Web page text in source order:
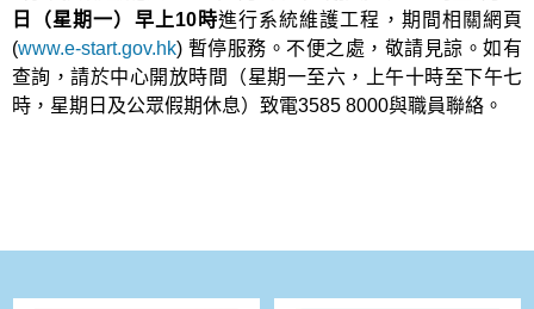
日（星期一）早上10時進行系統維護工程，期間相關網頁
(www.e-start.gov.hk) 暫停服務。不便之處，敬請見諒。如有
查詢，請於中心開放時間（星期一至六，上午十時至下午七
時，星期日及公眾假期休息）致電3585 8000與職員聯絡。